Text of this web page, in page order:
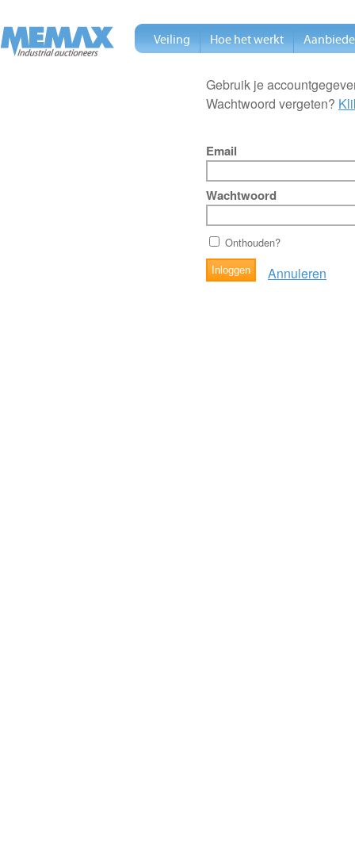
Gebruik je
Wachtwoord vergeten?
Email
Wachtwoord
Onthouden?
Annuleren
Veiling Hoe het werkt